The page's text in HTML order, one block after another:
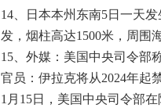
14、日本本州东南5日一天
发，烟柱高达1500米，周围
15、外媒：美国中央司令部
官员：伊拉克将从2024年起
1月15日，美国中央司令部